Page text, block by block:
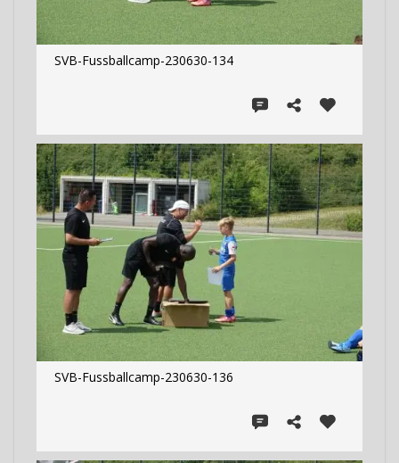
SVB-Fussballcamp-230630-134
SVB-Fussballcamp-230630-136